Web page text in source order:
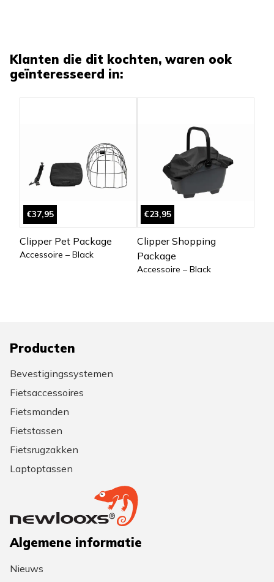
Klanten die dit kochten, waren ook
geïnteresseerd in:
€37,95
Clipper Pet Package
Accessoire – Black
€23,95
Clipper Shopping
Package
Accessoire – Black
Producten
Bevestigingssystemen
Fietsaccessoires
Fietsmanden
Fietstassen
Fietsrugzakken
Laptoptassen
Algemene informatie
Nieuws